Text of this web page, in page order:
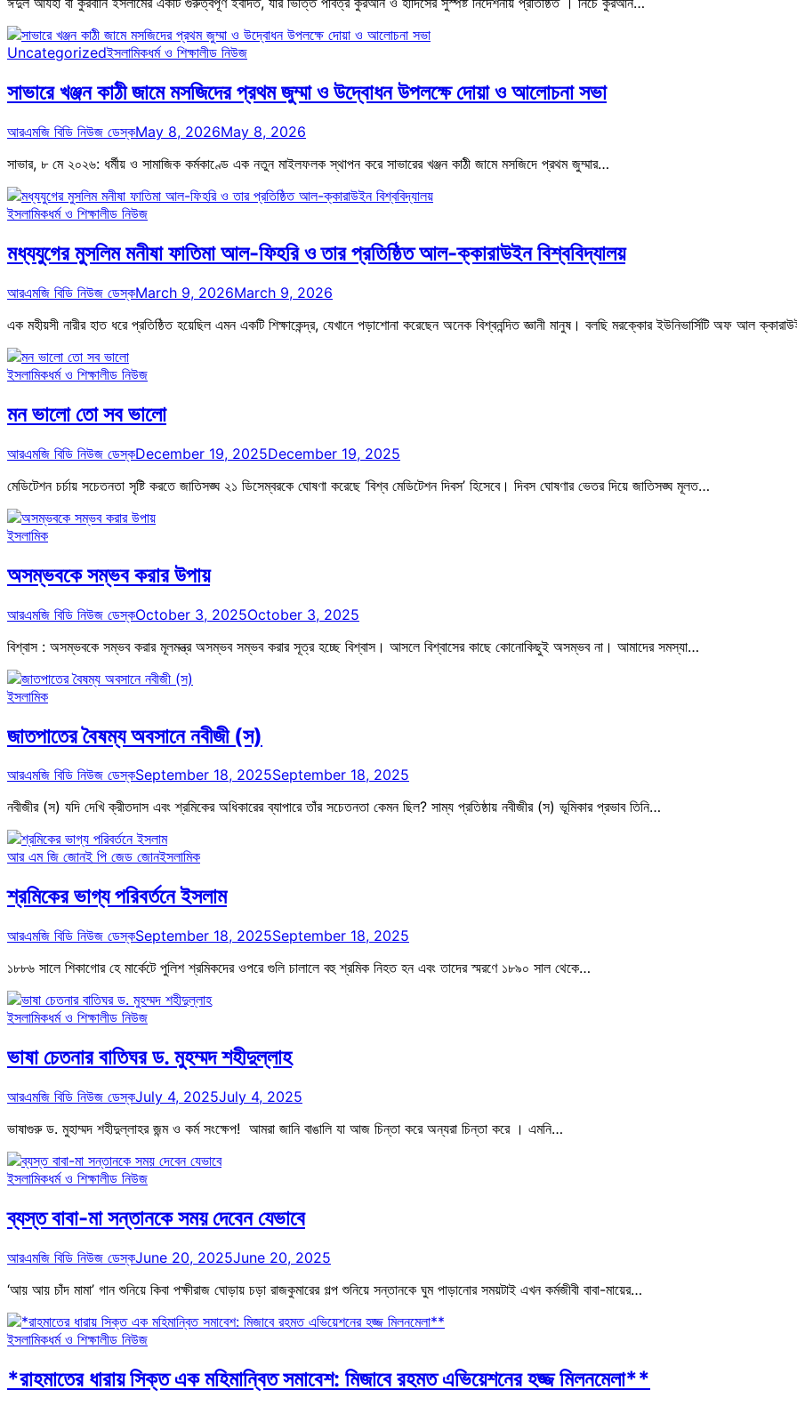
Uncategorizedইসলামিকধর্ম ও শিক্ষালীড নিউজ
সাভারে খঞ্জন কাঠী জামে মসজিদের প্রথম জুম্মা ও উদ্বোধন উপলক্ষে দোয়া ও আলোচনা সভা
আরএমজি বিডি নিউজ ডেস্কMay 8, 2026May 8, 2026
সাভার, ৮ মে ২০২৬: ধর্মীয় ও সামাজিক কর্মকাণ্ডে এক নতুন মাইলফলক স্থাপন করে সাভারের খঞ্জন কাঠী জামে মসজিদে প্রথম জুম্মার…
ইসলামিকধর্ম ও শিক্ষালীড নিউজ
মধ্যযুগের মুসলিম মনীষা ফাতিমা আল-ফিহরি ও তার প্রতিষ্ঠিত আল-ক্কারাউইন বিশ্ববিদ্যালয়
আরএমজি বিডি নিউজ ডেস্কMarch 9, 2026March 9, 2026
এক মহীয়সী নারীর হাত ধরে প্রতিষ্ঠিত হয়েছিল এমন একটি শিক্ষাকেন্দ্র, যেখানে পড়াশোনা করেছেন অনেক বিশ্বনন্দিত জ্ঞানী মানুষ। বলছি মরক্কোর ইউনিভার্সিটি অফ আল
ইসলামিকধর্ম ও শিক্ষালীড নিউজ
মন ভালো তো সব ভালো
আরএমজি বিডি নিউজ ডেস্কDecember 19, 2025December 19, 2025
মেডিটেশন চর্চায় সচেতনতা সৃষ্টি করতে জাতিসঙ্ঘ ২১ ডিসেম্বরকে ঘোষণা করেছে ‘বিশ্ব মেডিটেশন দিবস’ হিসেবে। দিবস ঘোষণার ভেতর দিয়ে জাতিসঙ্ঘ মূলত…
ইসলামিক
অসম্ভবকে সম্ভব করার উপায়
আরএমজি বিডি নিউজ ডেস্কOctober 3, 2025October 3, 2025
বিশ্বাস : অসম্ভবকে সম্ভব করার মূলমন্ত্র অসম্ভব সম্ভব করার সূত্র হচ্ছে বিশ্বাস। আসলে বিশ্বাসের কাছে কোনোকিছুই অসম্ভব না। আমাদের সমস্যা…
ইসলামিক
জাতপাতের বৈষম্য অবসানে নবীজী (স)
আরএমজি বিডি নিউজ ডেস্কSeptember 18, 2025September 18, 2025
নবীজীর (স) যদি দেখি ক্রীতদাস এবং শ্রমিকের অধিকারের ব্যাপারে তাঁর সচেতনতা কেমন ছিল? সাম্য প্রতিষ্ঠায় নবীজীর (স) ভূমিকার প্রভাব তিনি…
আর এম জি জোনই পি জেড জোনইসলামিক
শ্রমিকের ভাগ্য পরিবর্তনে ইসলাম
আরএমজি বিডি নিউজ ডেস্কSeptember 18, 2025September 18, 2025
১৮৮৬ সালে শিকাগোর হে মার্কেটে পুলিশ শ্রমিকদের ওপরে গুলি চালালে বহু শ্রমিক নিহত হন এবং তাদের স্মরণে ১৮৯০ সাল থেকে…
ইসলামিকধর্ম ও শিক্ষালীড নিউজ
ভাষা চেতনার বাতিঘর ড. মুহম্মদ শহীদুল্লাহ
আরএমজি বিডি নিউজ ডেস্কJuly 4, 2025July 4, 2025
ভাষাগুরু ড. মুহাম্মদ শহীদুল্লাহর জন্ম ও কর্ম সংক্ষেপ! আমরা জানি বাঙালি যা আজ চিন্তা করে অন্যরা চিন্তা করে । এমনি…
ইসলামিকধর্ম ও শিক্ষালীড নিউজ
ব্যস্ত বাবা-মা সন্তানকে সময় দেবেন যেভাবে
আরএমজি বিডি নিউজ ডেস্কJune 20, 2025June 20, 2025
‘আয় আয় চাঁদ মামা’ গান শুনিয়ে কিবা পক্ষীরাজ ঘোড়ায় চড়া রাজকুমারের গল্প শুনিয়ে সন্তানকে ঘুম পাড়ানোর সময়টাই এখন কর্মজীবী বাবা-মায়ের…
ইসলামিকধর্ম ও শিক্ষালীড নিউজ
*রাহমাতের ধারায় সিক্ত এক মহিমান্বিত সমাবেশ: মিজাবে রহমত এভিয়েশনের হজ্জ মিলনমেলা**